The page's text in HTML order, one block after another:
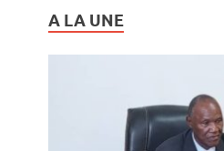
A LA UNE